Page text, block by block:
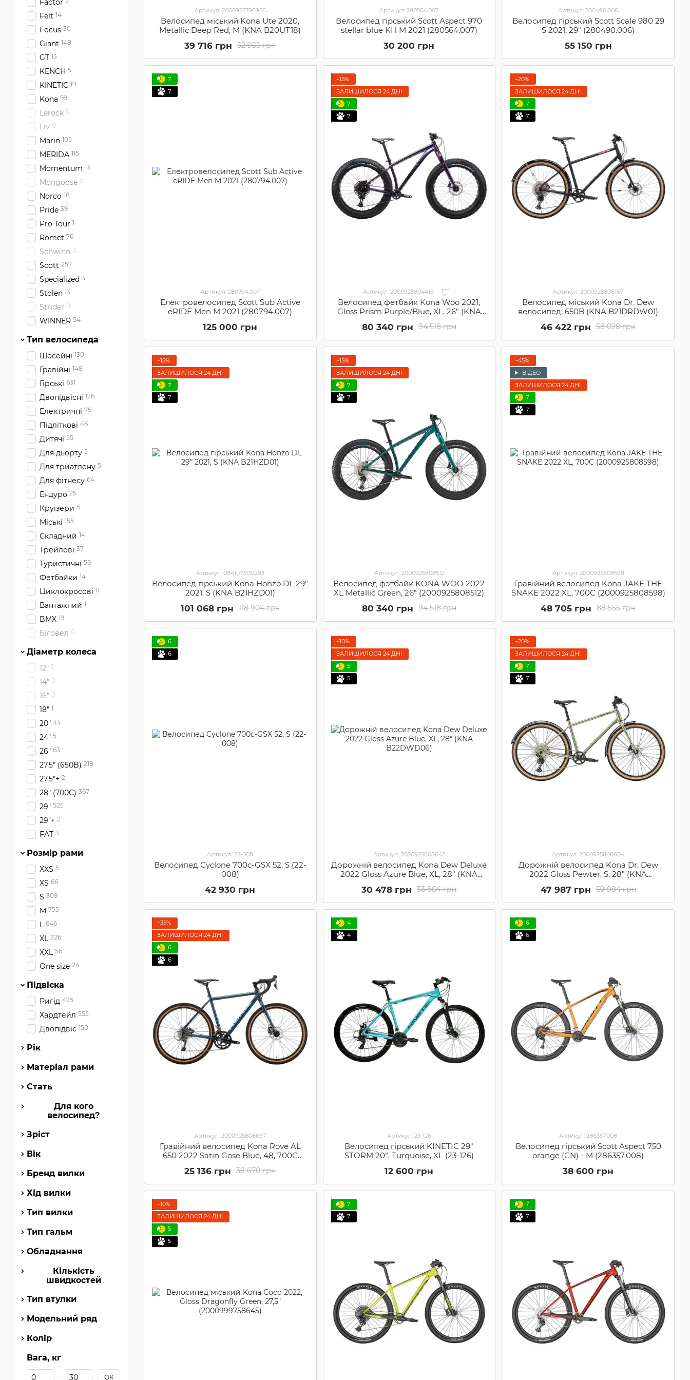
Артикул: 2000925796956
Велосипед міський Kona Ute 2020,
Metallic Deep Red, M (KNA B20UT18)
52 955 грн
39 716 грн
Артикул: 280564.007
Велосипед гірський Scott Aspect 970
stellar blue KH M 2021 (280564.007)
30 200 грн
Артикул: 280490.006
Велосипед гірський Scott Scale 980 29
S 2021, 29" (280490.006)
55 150 грн
7
7
Артикул: 280794.007
Електровелосипед Scott Sub Active
eRIDE Men M 2021 (280794.007)
125 000 грн
−15%
ЗАЛИШИЛОСЯ 24 ДНІ
7
7
Артикул: 2000925804415 1
Велосипед фетбайк Kona Woo 2021,
Gloss Prism Purple/Blue, XL, 26" (KNA
94 518 грн
80 340 грн
−20%
ЗАЛИШИЛОСЯ 24 ДНІ
7
7
Артикул: 2000925806167
Велосипед міський Kona Dr. Dew
велосипед, 650B (KNA B21DRDW01)
58 028 грн
46 422 грн
−15%
ЗАЛИШИЛОСЯ 24 ДНІ
7
7
Артикул: 0841073139293
Велосипед гірський Kona Honzo DL 29"
2021, S (KNA B21HZD01)
118 904 грн
101 068 грн
−15%
ЗАЛИШИЛОСЯ 24 ДНІ
7
7
Артикул: 2000925808512
Велосипед фэтбайк KONA WOO 2022
XL Metallic Green, 26" (2000925808512)
94 518 грн
80 340 грн
−45%
ВІДЕО
ЗАЛИШИЛОСЯ 24 ДНІ
7
7
Артикул: 2000925808598
Гравійний велосипед Kona JAKE THE
SNAKE 2022 XL, 700С (2000925808598)
88 555 грн
48 705 грн
6
6
Артикул: 22-008
Велосипед Cyclone 700c-GSX 52, S (22-
008)
42 930 грн
−10%
ЗАЛИШИЛОСЯ 24 ДНІ
5
5
Артикул: 2000925808642
Дорожній велосипед Kona Dew Deluxe
2022 Gloss Azure Blue, XL, 28" (KNA
33 864 грн
30 478 грн
−20%
ЗАЛИШИЛОСЯ 24 ДНІ
7
7
Артикул: 2000925808604
Дорожній велосипед Kona Dr. Dew
2022 Gloss Pewter, S, 28" (KNA
59 984 грн
47 987 грн
−35%
ЗАЛИШИЛОСЯ 24 ДНІ
6
6
Артикул: 2000925808697
Гравійний велосипед Kona Rove AL
650 2022 Satin Gose Blue, 48, 700С
38 670 грн
25 136 грн
4
4
Артикул: 23-126
Велосипед гірський KINETIC 29"
STORM 20”, Turquoise, XL (23-126)
12 600 грн
6
6
Артикул: 286357.008
Велосипед гірський Scott Aspect 750
orange (CN) - M (286357.008)
38 600 грн
−10%
ЗАЛИШИЛОСЯ 24 ДНІ
5
5
7
7
7
7
Factor
Felt 14
Focus 30
Giant 148
GT 13
KENCH 5
KINETIC 19
Kona 99
Lerock 0
Liv 0
Marin 105
MERIDA 115
Momentum 13
Mongoose 0
Norco 18
Pride 39
Pro Tour 1
Romet 76
Schwinn 0
Scott 257
Specialized 3
Stolen 13
Strider 0
WINNER 54
Тип велосипеда
Шосейні 130
Гравійні 148
Гірські 631
Двопідвісні 126
Електричні 75
Підліткові 46
Дитячі 55
Для дьорту 5
Для триатлону 5
Для фітнесу 64
Ендуро 25
Круїзери 5
Міські 155
Складний 14
Трейлові 37
Туристичні 56
Фетбайки 14
Циклокросові 11
Вантажний 1
BMX 19
Біговел 0
Діаметр колеса
12" 0
14" 0
16" 0
18" 1
20" 33
24" 5
26" 63
27.5" (650B) 219
27.5"+ 2
28" (700С) 367
29" 525
29"+ 2
FAT 3
Розмір рами
XXS 5
XS 66
S 309
M 755
L 646
XL 326
XXL 56
One size 24
Підвіска
Ригід 425
Хардтейл 555
Двопідвіс 150
Рік
Матеріал рами
Стать
Для кого
велосипед?
Зріст
Вік
Бренд вилки
Хід вилки
Тип вилки
Тип гальм
Обладнання
Кількість
швидкостей
Тип втулки
Модельний ряд
Колір
Вага, кг
Від Вага, кг
До Вага, кг ОК